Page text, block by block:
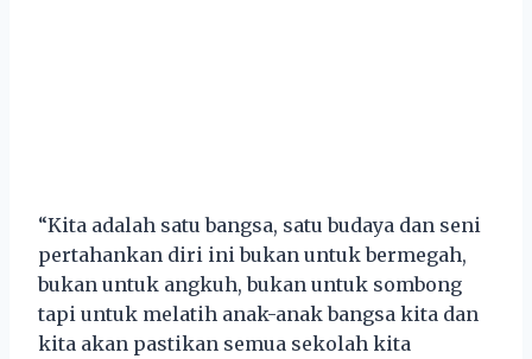
“Kita adalah satu bangsa, satu budaya dan seni
pertahankan diri ini bukan untuk bermegah,
bukan untuk angkuh, bukan untuk sombong
tapi untuk melatih anak-anak bangsa kita dan
kita akan pastikan semua sekolah kita